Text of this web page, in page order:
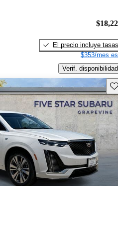
El precio incluye tasas
$353/mes
Verif. disponibilidad